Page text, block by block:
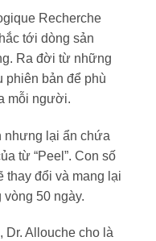
Recherche
tới dòng sản
Ra đời từ những
phiên bản để phù
mỗi người.
nhưng lại ẩn chứa
từ “Peel”. Con số
thay đổi và mang lại
50 ngày.
Dr. Allouche cho là